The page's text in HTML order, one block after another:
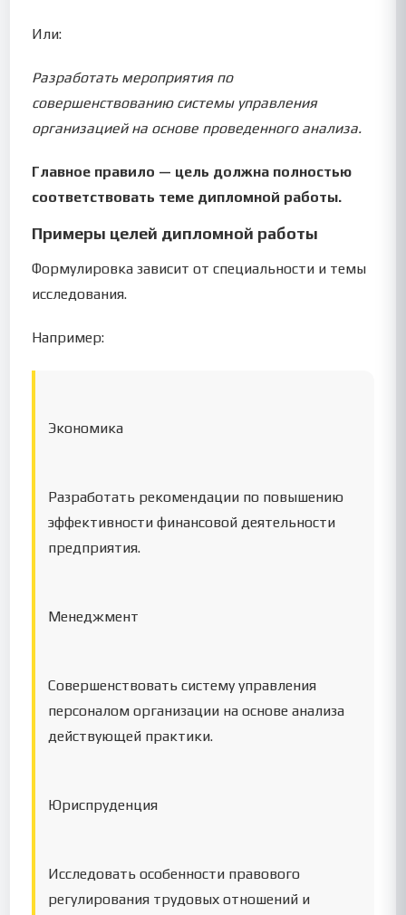
Или:
Разработать мероприятия по
совершенствованию системы управления
организацией на основе проведенного анализа.
Главное правило — цель должна полностью
соответствовать теме дипломной работы.
Примеры целей дипломной работы
Формулировка зависит от специальности и темы
исследования.
Например:
Экономика
Разработать рекомендации по повышению
эффективности финансовой деятельности
предприятия.
Менеджмент
Совершенствовать систему управления
персоналом организации на основе анализа
действующей практики.
Юриспруденция
Исследовать особенности правового
регулирования трудовых отношений и